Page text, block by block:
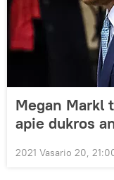
Megan Markl
apie dukros
2021 Vasario 20,